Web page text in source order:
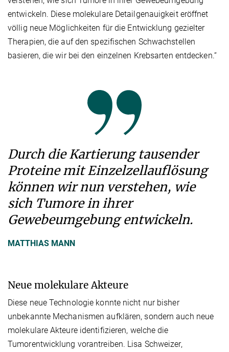
entwickeln. Diese molekulare Detailgenauigkeit eröffnet
völlig neue Möglichkeiten für die Entwicklung gezielter
Therapien, die auf den spezifischen Schwachstellen
basieren, die wir bei den einzelnen Krebsarten entdecken.“
Durch die Kartierung tausender
Proteine mit Einzelzellauflösung
können wir nun verstehen, wie
sich Tumore in ihrer
Gewebeumgebung entwickeln.
MATTHIAS MANN
Neue molekulare Akteure
Diese neue Technologie konnte nicht nur bisher
unbekannte Mechanismen aufklären, sondern auch neue
molekulare Akteure identifizieren, welche die
Tumorentwicklung vorantreiben. Lisa Schweizer,